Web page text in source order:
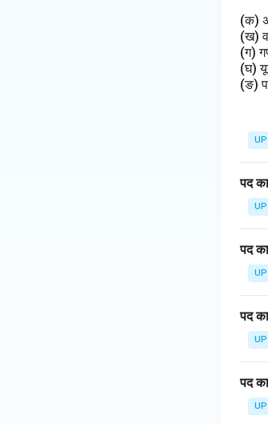
(क)
(ख)
(ग)
(घ)
(ङ)
पद
पद
पद
पद